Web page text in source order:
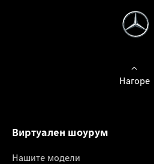
Нагоре
Виртуален шоурум
Нашите модели